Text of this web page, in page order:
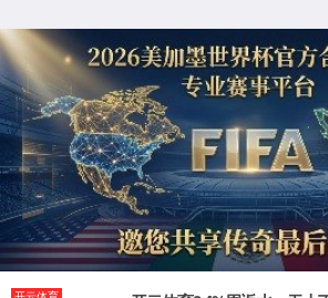
上一篇：湖南省高新技术企业税收贡献百强